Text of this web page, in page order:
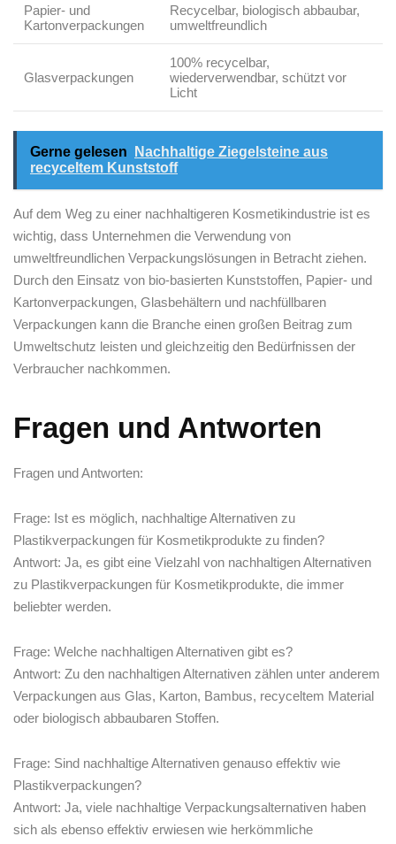
Papier- ‌und
Kartonverpackungen
Recycelbar, biologisch abbaubar,
⁢umweltfreundlich
Glasverpackungen
100% recycelbar,
‌wiederverwendbar, schützt vor‍
Licht
Gerne gelesen
Nachhaltige Ziegelsteine aus
recyceltem Kunststoff
Auf dem Weg zu einer nachhaltigeren Kosmetikindustrie ist ⁤es
wichtig, dass Unternehmen die Verwendung⁣ von⁤
umweltfreundlichen Verpackungslösungen in Betracht ziehen.‍
Durch den Einsatz von bio-basierten ‌Kunststoffen, Papier- und
Kartonverpackungen, ‌Glasbehältern und⁣ nachfüllbaren
Verpackungen kann die Branche⁢ einen großen Beitrag ‍zum
Umweltschutz leisten und gleichzeitig⁤ den Bedürfnissen der
Verbraucher nachkommen.
Fragen ⁢und Antworten
Fragen und Antworten:
Frage: Ist es ‌möglich, nachhaltige Alternativen zu
‍Plastikverpackungen für⁤ Kosmetikprodukte zu finden?
Antwort: Ja, es gibt eine Vielzahl von nachhaltigen Alternativen
zu Plastikverpackungen‍ für Kosmetikprodukte, die immer
beliebter ‌werden.
Frage: Welche nachhaltigen ⁤Alternativen gibt ⁣es?
Antwort: ​Zu ‌den⁢ nachhaltigen Alternativen zählen‌ unter anderem
Verpackungen ⁤aus Glas,⁣ Karton, ⁣Bambus, recyceltem⁣ Material⁢
oder‍ biologisch abbaubaren⁣ Stoffen.
Frage: Sind nachhaltige ⁣Alternativen ⁤genauso effektiv wie
Plastikverpackungen?
Antwort: Ja, viele nachhaltige Verpackungsalternativen ⁢haben
sich als ebenso effektiv erwiesen wie​ herkömmliche